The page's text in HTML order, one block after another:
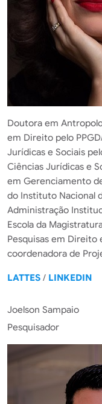
Doutora em
em Direito pelo
Jurídicas e Sociais
Ciências Jurídicas e
em Gerenciamento
do Instituto Nacional
Administração
Escola da
Pesquisas em Direito
coordenadora de
LATTES / LINKEDIN
Joelson Sampaio
Pesquisador